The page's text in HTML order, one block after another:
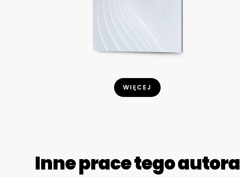
WIĘCEJ
Inne prace tego autora